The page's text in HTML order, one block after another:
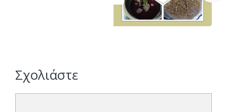
Σχολιάστε